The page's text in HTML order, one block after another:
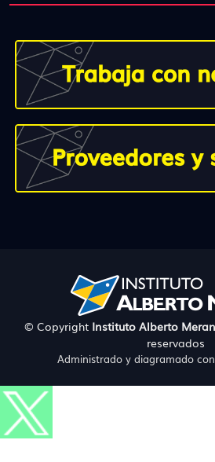
© Copyright Instituto Alberto
reservados
Administrado y diagramado con